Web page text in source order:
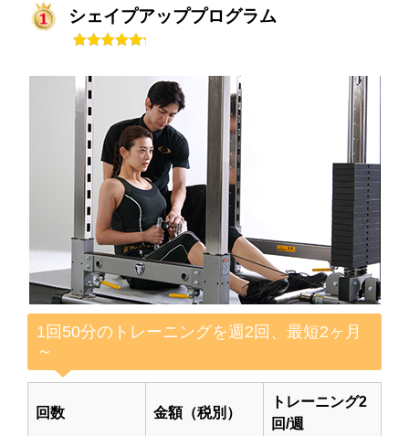
シェイプアッププログラム
1回50分のトレーニングを週2回、最短2ヶ月
～
回数 金額（税別）
トレーニング2
回/週